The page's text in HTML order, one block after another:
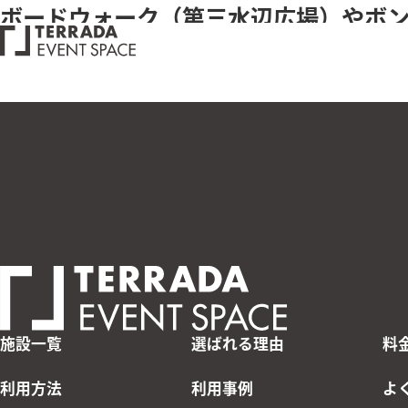
ボードウォーク（第三水辺広場）やボ
屋外での撮影をご希望の場合は、
施設一覧 選ばれる理由 料
利用方法 利用事例 よ